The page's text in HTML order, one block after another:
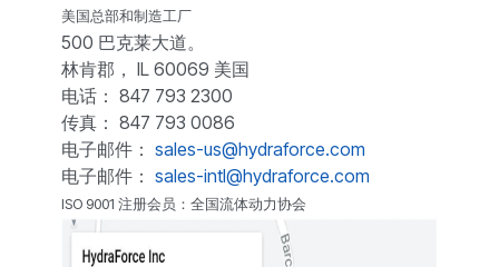
美国总部和制造工厂
500 巴克莱大道。
林肯郡， IL 60069 美国
电话： 847 793 2300
传真： 847 793 0086
电子邮件： sales-us@hydraforce.com
电子邮件： sales-intl@hydraforce.com
ISO 9001 注册会员：全国流体动力协会